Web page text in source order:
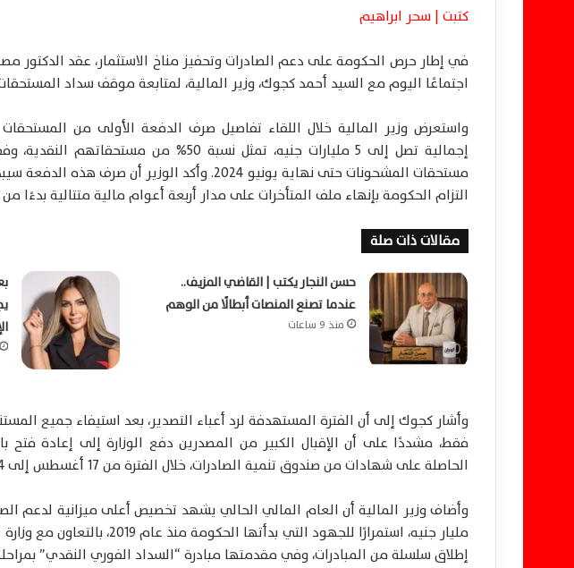
كتبت | سحر ابراهيم
في إطار حرص الحكومة على دعم الصادرات وتحفيز مناخ الاستثمار، عقد الدكتور
اجتماعًا اليوم مع السيد أحمد كجوك، وزير المالية، لمتابعة موقف سداد
إجمالية تصل إلى 5 مليارات جنيه، تمثل نسبة 50%
التزام الحكومة بإنهاء ملف المتأخرات على مدار أربعة أعوام مالية متتالية بدءًا
مقالات ذات صلة
حسن النجار يكتب | القاضي المزيف..
عندما تصنع المنصات أبطالًا من الوهم
منذ 9 ساعات
وأشار كجوك إلى أن الفترة المستهدفة لرد أعباء التصدير، بعد استيفاء جميع
فقط، مشددًا على أن الإقبال الكبير من المصدرين دفع الوزارة إلى إعادة فتح
الحاصلة على شهادات من صندوق تنمية الصادرات، خلال الفترة من 17 أغسطس إلى 4 سبتمبر 2025.
مليار جنيه، استمرارًا للجهود التي
إطلاق سلسلة من المبادرات، وفي مقدمتها مبادرة “السداد الفوري النقدي”